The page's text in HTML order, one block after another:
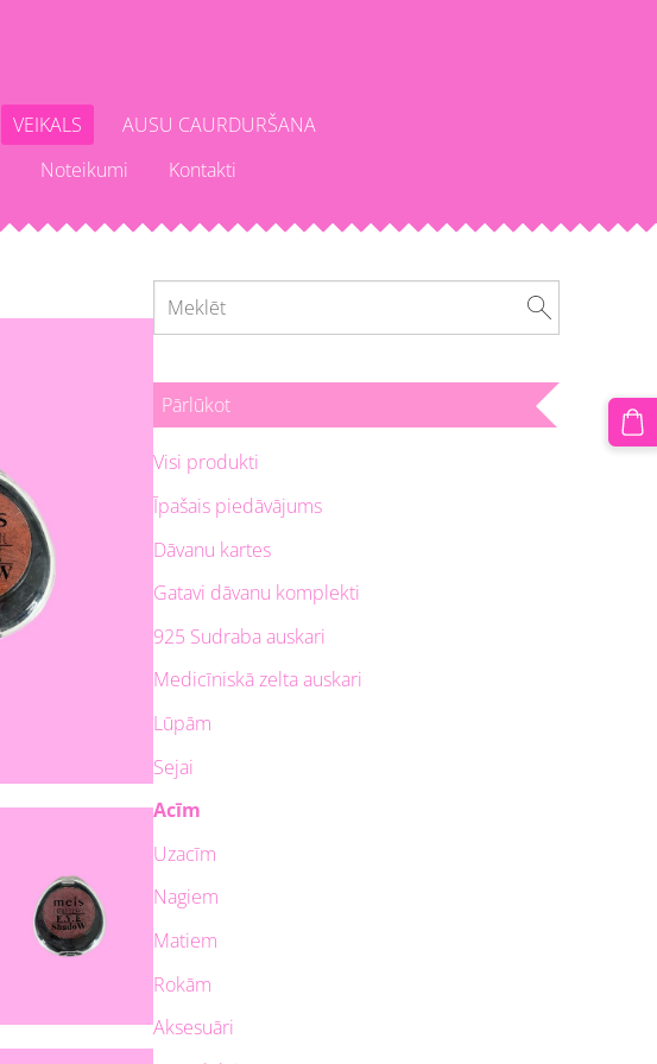
VEIKALS
AUSU CAURDURŠANA
Noteikumi Kontakti
Pārlūkot
Visi produkti
Īpašais piedāvājums
Dāvanu kartes
Gatavi dāvanu komplekti
925 Sudraba auskari
Medicīniskā zelta auskari
Lūpām
Sejai
Acīm
Uzacīm
Nagiem
Matiem
Rokām
Aksesuāri